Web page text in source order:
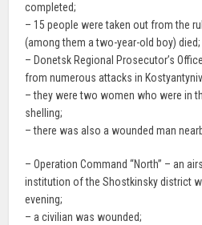
completed;
– 15 people were taken out from the
(among them a two-year-old boy) died;
– Donetsk Regional Prosecutor’s
from numerous attacks in
– they were two women who were in
shelling;
– there was also a wounded man
– Operation Command “North” – an
institution of the Shostkinsky district
evening;
– a civilian was wounded;